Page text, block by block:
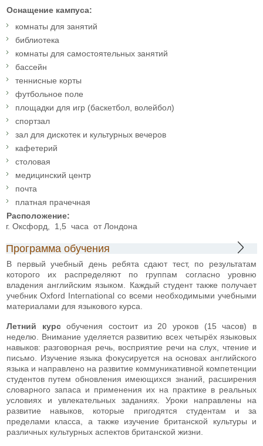
Оснащение кампуса:
комнаты для занятий
библиотека
комнаты для самостоятельных занятий
бассейн
теннисные корты
футбольное поле
площадки для игр (баскетбол, волейбол)
спортзал
зал для дискотек и культурных вечеров
кафетерий
столовая
медицинский центр
почта
платная прачечная
Расположение:
г. Оксфорд, 1,5 часа от Лондона
Программа обучения
В первый учебный день ребята сдают тест, по результатам
которого их распределяют по группам согласно уровню
владения английским языком. Каждый студент также получает
учебник Oxford International со всеми необходимыми учебными
материалами для языкового курса.
Летний курсобучения состоит из 20 уроков (15 часов) в
неделю. Внимание уделяется развитию всех четырёх языковых
навыков: разговорная речь, восприятие речи на слух, чтение и
письмо. Изучение языка фокусируется на основах английского
языка и направлено на развитие коммуникативной компетенции
студентов путем обновления имеющихся знаний, расширения
словарного запаса и применения их на практике в реальных
условиях и увлекательных заданиях. Уроки направлены на
развитие навыков, которые пригодятся студентам и за
пределами класса, а также изучение британской культуры и
различных культурных аспектов британской жизни.